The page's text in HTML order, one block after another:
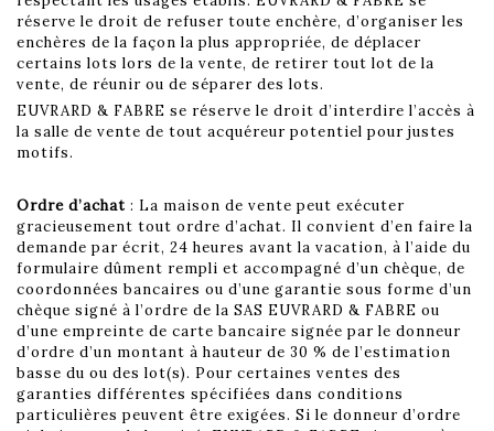
réserve le droit de refuser toute enchère, d’organiser les
enchères de la façon la plus appropriée, de déplacer
certains lots lors de la vente, de retirer tout lot de la
vente, de réunir ou de séparer des lots.
EUVRARD & FABRE se réserve le droit d’interdire l’accès à
la salle de vente de tout acquéreur potentiel pour justes
motifs.
Ordre d’achat : La maison de vente peut exécuter
gracieusement tout ordre d’achat. Il convient d’en faire la
demande par écrit, 24 heures avant la vacation, à l’aide du
formulaire dûment rempli et accompagné d’un chèque, de
coordonnées bancaires ou d’une garantie sous forme d’un
chèque signé à l’ordre de la SAS EUVRARD & FABRE ou
d’une empreinte de carte bancaire signée par le donneur
d’ordre d’un montant à hauteur de 30 % de l’estimation
basse du ou des lot(s). Pour certaines ventes des
garanties différentes spécifiées dans conditions
particulières peuvent être exigées. Si le donneur d’ordre